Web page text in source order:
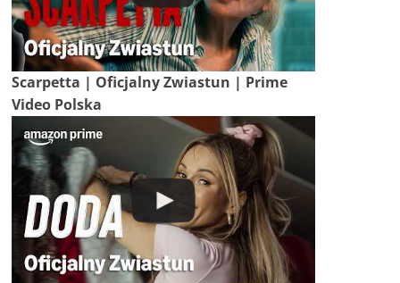
Scarpetta | Oficjalny Zwiastun | Prime
Video Polska